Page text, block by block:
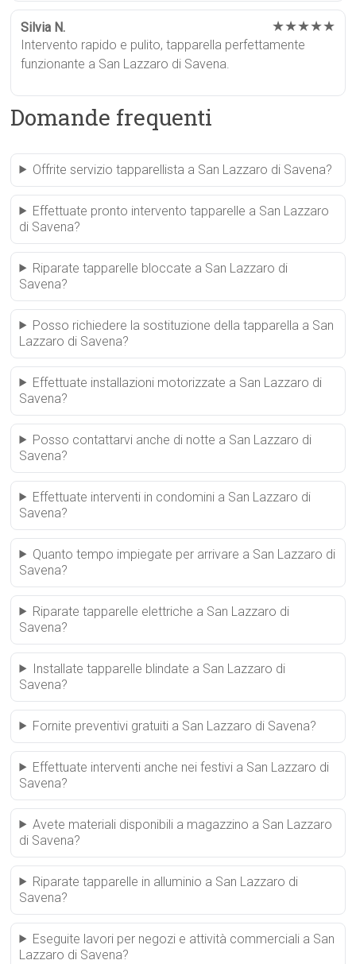
Silvia N. ★★★★★
Intervento rapido e pulito, tapparella perfettamente
funzionante a San Lazzaro di Savena.
Domande frequenti
Offrite servizio tapparellista a San Lazzaro di Savena?
Effettuate pronto intervento tapparelle a San Lazzaro
di Savena?
Riparate tapparelle bloccate a San Lazzaro di
Savena?
Posso richiedere la sostituzione della tapparella a San
Lazzaro di Savena?
Effettuate installazioni motorizzate a San Lazzaro di
Savena?
Posso contattarvi anche di notte a San Lazzaro di
Savena?
Effettuate interventi in condomini a San Lazzaro di
Savena?
Quanto tempo impiegate per arrivare a San Lazzaro di
Savena?
Riparate tapparelle elettriche a San Lazzaro di
Savena?
Installate tapparelle blindate a San Lazzaro di
Savena?
Fornite preventivi gratuiti a San Lazzaro di Savena?
Effettuate interventi anche nei festivi a San Lazzaro di
Savena?
Avete materiali disponibili a magazzino a San Lazzaro
di Savena?
Riparate tapparelle in alluminio a San Lazzaro di
Savena?
Eseguite lavori per negozi e attività commerciali a San
Lazzaro di Savena?